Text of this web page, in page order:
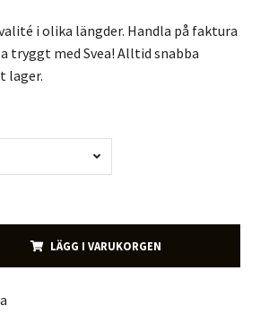
i olika längder. Handla på faktura
tryggt med Svea! Alltid snabba
lager.
LÄGG I VARUKORGEN